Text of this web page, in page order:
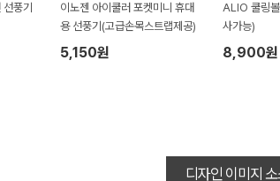
풍기
이노젠 아이쿨러 포켓미니 휴대
용 선풍기(고급손목스트랩제공)
5,150원
ALIO 쿨링
사가능)
8,900원
디자인 이미지